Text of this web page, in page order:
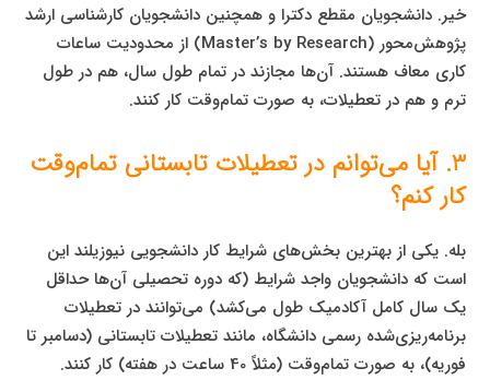
خیر. دانشجویان مقطع دکترا و همچنین دانشجویان کارشناسی ارشد
پژوهش‌محور (Master’s by Research) از محدودیت ساعات
کاری معاف هستند. آن‌ها مجازند در تمام طول سال، هم در طول
ترم و هم در تعطیلات، به صورت تمام‌وقت کار کنند.
3. آیا می‌توانم در تعطیلات تابستانی تمام‌وقت
کار کنم؟
بله. یکی از بهترین بخش‌های شرایط کار دانشجویی نیوزیلند این
است که دانشجویان واجد شرایط (که دوره تحصیلی آن‌ها حداقل
یک سال کامل آکادمیک طول می‌کشد) می‌توانند در تعطیلات
برنامه‌ریزی‌شده رسمی دانشگاه، مانند تعطیلات تابستانی (دسامبر تا
فوریه)، به صورت تمام‌وقت (مثلاً 40 ساعت در هفته) کار کنند.